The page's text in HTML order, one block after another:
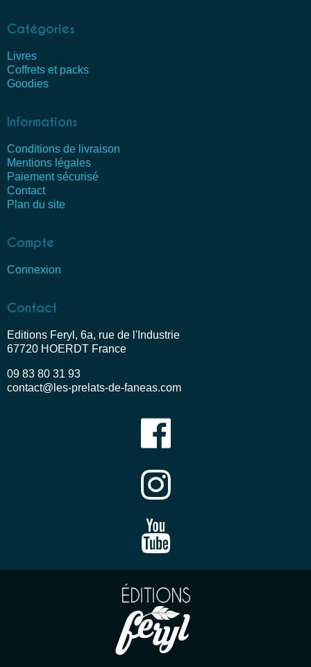
Catégories
Livres
Coffrets et packs
Goodies
Informations
Conditions de livraison
Mentions légales
Paiement sécurisé
Contact
Plan du site
Compte
Connexion
Contact
Editions Feryl, 6a, rue de l'Industrie
67720 HOERDT France
09 83 80 31 93
contact@les-prelats-de-faneas.com